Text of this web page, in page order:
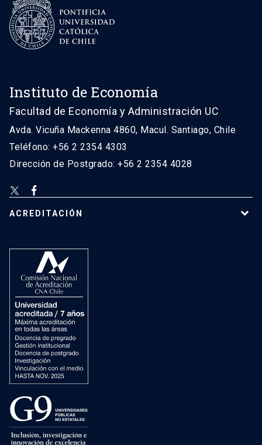
Instituto de Economía
Facultad de Economía y Administración UC
Avda. Vicuña Mackenna 4860, Macul. Santiago, Chile
Teléfono: +56 2 2354 4303
Dirección de Postgrado: +56 2 2354 4028
ACREDITACIÓN